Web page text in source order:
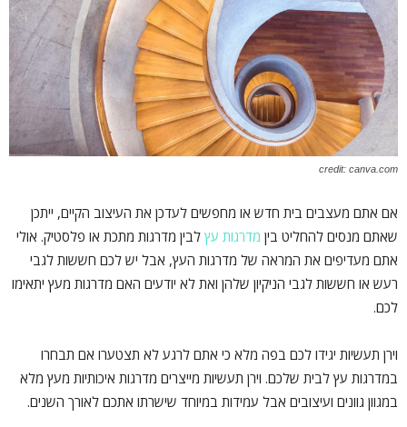
credit: canva.com
אם אתם מעצבים בית חדש או מחפשים לעדכן את העיצוב הקיים, ייתכן
שאתם מנסים להחליט בין מדרגות עץ לבין מדרגות מתכת או פלסטיק. אולי
אתם מעדיפים את המראה של מדרגות העץ, אבל יש לכם חששות לגבי
רעש או חששות לגבי הניקיון שלהן ואת לא יודעים האם מדרגות מעץ יתאימו
לכם.
וירן תעשיות יגידו לכם בפה מלא כי אתם לרגע לא תצטערו אם תבחרו
במדרגות עץ לבית שלכם. וירן תעשיות מייצרים מדרגות איכותיות מעץ מלא
במגוון גוונים ועיצובים אבל עמידות במיוחד שישרתו אתכם לאורך השנים.